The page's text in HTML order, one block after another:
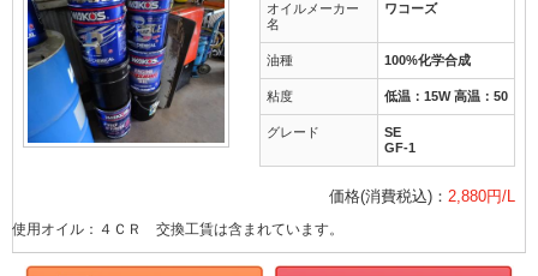
オイルメーカー
名
ワコーズ
油種 100%化学合成
粘度 低温：15W 高温：50
グレード
SE
GF-1
価格(消費税込)： 2,880円/L
使用オイル：４ＣＲ 交換工賃は含まれています。